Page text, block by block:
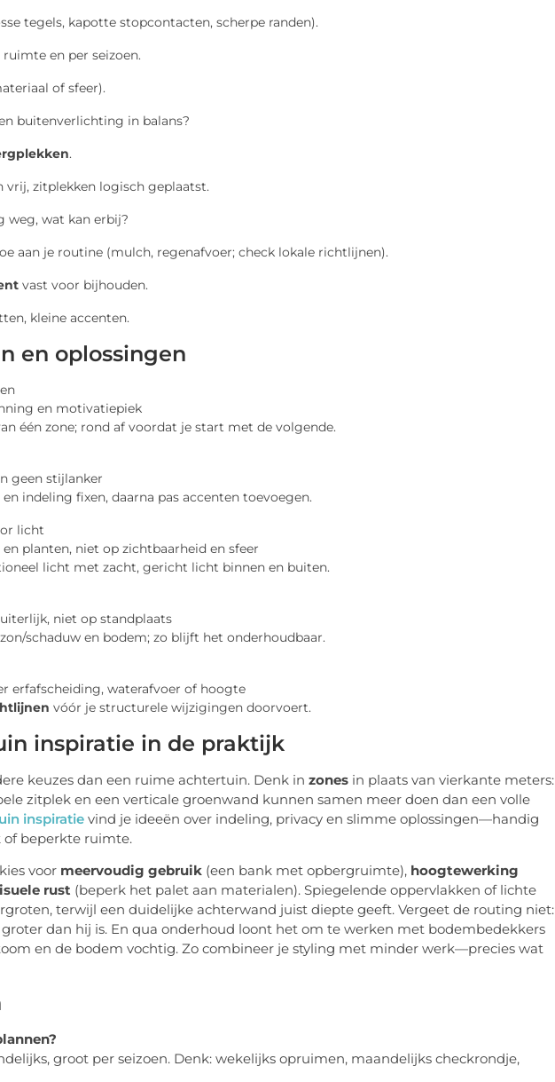
tegels, kapotte stopcontacten, scherpe randen).
ruimte en per seizoen.
of sfeer).
buitenverlichting in balans?
.
vrij, zitplekken logisch geplaatst.
weg, wat kan erbij?
aan je routine (mulch, regenafvoer; check lokale richtlijnen).
vast voor bijhouden.
kleine accenten.
en oplossingen
en motivatiepiek
één zone; rond af voordat je start met de volgende.
geen stijlanker
indeling fixen, daarna pas accenten toevoegen.
licht
planten, niet op zichtbaarheid en sfeer
licht met zacht, gericht licht binnen en buiten.
niet op standplaats
schaduw en bodem; zo blijft het onderhoudbaar.
erfafscheiding, waterafvoer of hoogte
vóór je structurele wijzigingen doorvoert.
inspiratie in de praktijk
keuzes dan een ruime achtertuin. Denk in zones in plaats van vierkante meters:
zitplek en een verticale groenwand kunnen samen meer doen dan een volle
inspiratie vind je ideeën over indeling, privacy en slimme oplossingen—handig
of beperkte ruimte.
voor meervoudig gebruik (een bank met opbergruimte), hoogtewerking
rust (beperk het palet aan materialen). Spiegelende oppervlakken of lichte
terwijl een duidelijke achterwand juist diepte geeft. Vergeet de routing niet:
dan hij is. En qua onderhoud loont het om te werken met bodembedekkers
en de bodem vochtig. Zo combineer je styling met minder werk—precies wat
groot per seizoen. Denk: wekelijks opruimen, maandelijks checkrondje,